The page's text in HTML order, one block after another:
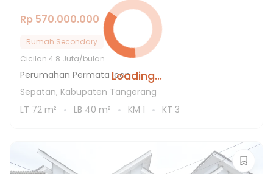
Loading...
Rp 570.000.000
Rumah Secondary
Cicilan 4.8 Juta/bulan
Perumahan Permata Icon
Sepatan, Kabupaten Tangerang
LT 72 m² LB 40 m² KM 1 KT 3